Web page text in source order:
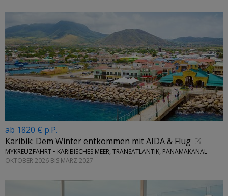
ab 1820 € p.P.
Karibik: Dem Winter entkommen mit AIDA & Flug
MYKREUZFAHRT • KARIBISCHES MEER, TRANSATLANTIK, PANAMAKANAL
OKTOBER 2026 BIS MÄRZ 2027